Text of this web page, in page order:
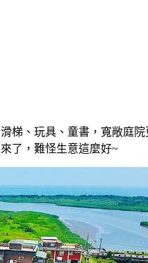
梯、玩具、童書，寬敞庭
了，難怪生意這麼好~